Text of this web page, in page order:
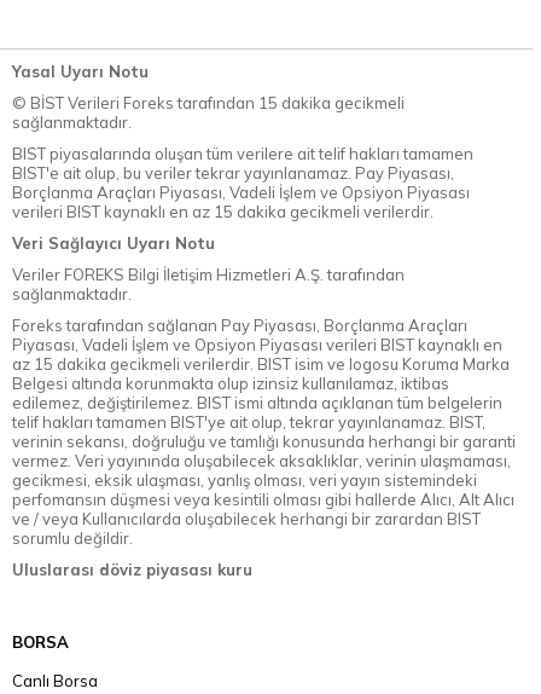
Yasal Uyarı Notu
© BİST Verileri Foreks tarafından 15 dakika gecikmeli
sağlanmaktadır.
BIST piyasalarında oluşan tüm verilere ait telif hakları tamamen
BIST'e ait olup, bu veriler tekrar yayınlanamaz. Pay Piyasası,
Borçlanma Araçları Piyasası, Vadeli İşlem ve Opsiyon Piyasası
verileri BIST kaynaklı en az 15 dakika gecikmeli verilerdir.
Veri Sağlayıcı Uyarı Notu
Veriler FOREKS Bilgi İletişim Hizmetleri A.Ş. tarafından
sağlanmaktadır.
Foreks tarafından sağlanan Pay Piyasası, Borçlanma Araçları
Piyasası, Vadeli İşlem ve Opsiyon Piyasası verileri BIST kaynaklı en
az 15 dakika gecikmeli verilerdir. BIST isim ve logosu Koruma Marka
Belgesi altında korunmakta olup izinsiz kullanılamaz, iktibas
edilemez, değiştirilemez. BIST ismi altında açıklanan tüm belgelerin
telif hakları tamamen BIST'ye ait olup, tekrar yayınlanamaz. BIST,
verinin sekansı, doğruluğu ve tamlığı konusunda herhangi bir garanti
vermez. Veri yayınında oluşabilecek aksaklıklar, verinin ulaşmaması,
gecikmesi, eksik ulaşması, yanlış olması, veri yayın sistemindeki
perfomansın düşmesi veya kesintili olması gibi hallerde Alıcı, Alt Alıcı
ve / veya Kullanıcılarda oluşabilecek herhangi bir zarardan BIST
sorumlu değildir.
Uluslarası döviz piyasası kuru
BORSA
Canlı Borsa